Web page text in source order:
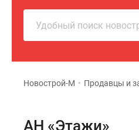
Удобный поиск
Новострой-М • Продавцы и
АН «Этажи»